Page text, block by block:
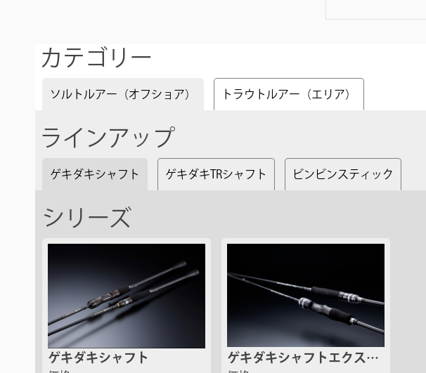
カテゴリー
ソルトルアー（オフショア） トラウトルアー（エリア）
ラインアップ
ゲキダキシャフト ゲキダキTRシャフト ビンビンスティック
シリーズ
ゲキダキシャフト
ゲキダキシャフトエクスト